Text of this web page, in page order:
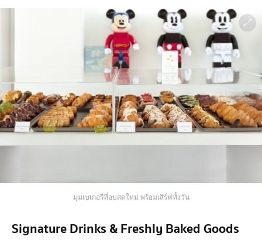
มุมเบเกอรีที่อบสดใหม่ พร้อมเสิร์ฟทั้งวัน
Signature Drinks & Freshly Baked Goods